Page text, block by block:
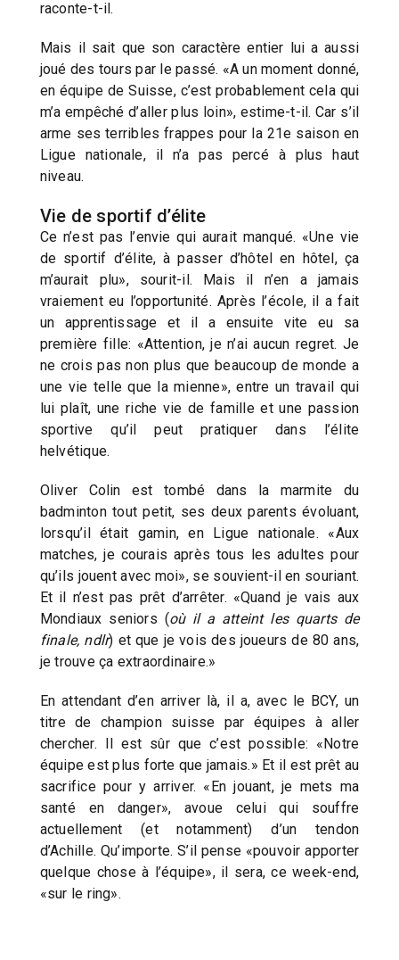
raconte-t-il.
Mais il sait que son caractère entier lui a aussi
joué des tours par le passé. «A un moment donné,
en équipe de Suisse, c’est probablement cela qui
m’a empêché d’aller plus loin», estime-t-il. Car s’il
arme ses terribles frappes pour la 21e saison en
Ligue nationale, il n’a pas percé à plus haut
niveau.
Vie de sportif d’élite
Ce n’est pas l’envie qui aurait manqué. «Une vie
de sportif d’élite, à passer d’hôtel en hôtel, ça
m’aurait plu», sourit-il. Mais il n’en a jamais
vraiement eu l’opportunité. Après l’école, il a fait
un apprentissage et il a ensuite vite eu sa
première fille: «Attention, je n’ai aucun regret. Je
ne crois pas non plus que beaucoup de monde a
une vie telle que la mienne», entre un travail qui
lui plaît, une riche vie de famille et une passion
sportive qu’il peut pratiquer dans l’élite
helvétique.
Oliver Colin est tombé dans la marmite du
badminton tout petit, ses deux parents évoluant,
lorsqu’il était gamin, en Ligue nationale. «Aux
matches, je courais après tous les adultes pour
qu’ils jouent avec moi», se souvient-il en souriant.
Et il n’est pas prêt d’arrêter. «Quand je vais aux
Mondiaux seniors (où il a atteint les quarts de
finale, ndlr) et que je vois des joueurs de 80 ans,
je trouve ça extraordinaire.»
En attendant d’en arriver là, il a, avec le BCY, un
titre de champion suisse par équipes à aller
chercher. Il est sûr que c’est possible: «Notre
équipe est plus forte que jamais.» Et il est prêt au
sacrifice pour y arriver. «En jouant, je mets ma
santé en danger», avoue celui qui souffre
actuellement (et notamment) d’un tendon
d’Achille. Qu’importe. S’il pense «pouvoir apporter
quelque chose à l’équipe», il sera, ce week-end,
«sur le ring».